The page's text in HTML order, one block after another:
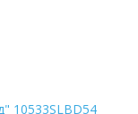
10533SLBD54